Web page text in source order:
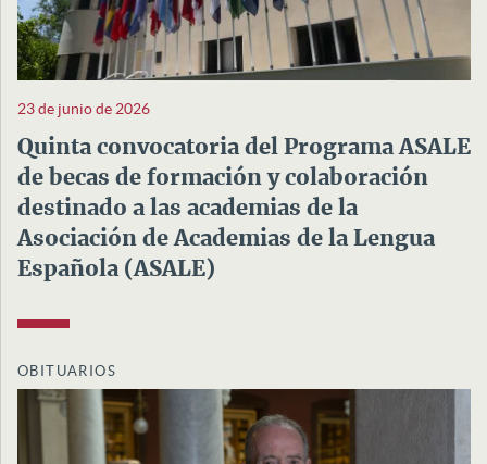
23 de junio de 2026
Quinta convocatoria del Programa ASALE
de becas de formación y colaboración
destinado a las academias de la
Asociación de Academias de la Lengua
Española (ASALE)
OBITUARIOS